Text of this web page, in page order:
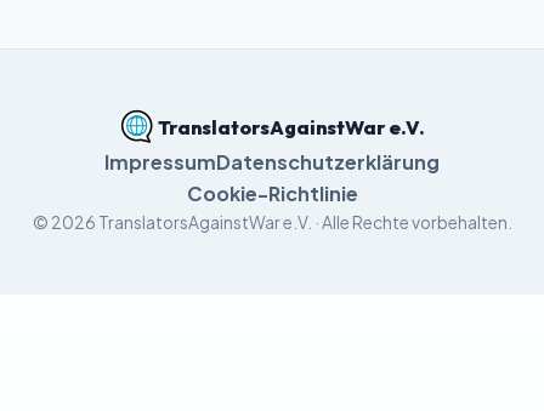
TranslatorsAgainstWar e.V.
ImpressumDatenschutzerklärung
Cookie-Richtlinie
© 2026 TranslatorsAgainstWar e.V. · Alle Rechte vorbehalten.